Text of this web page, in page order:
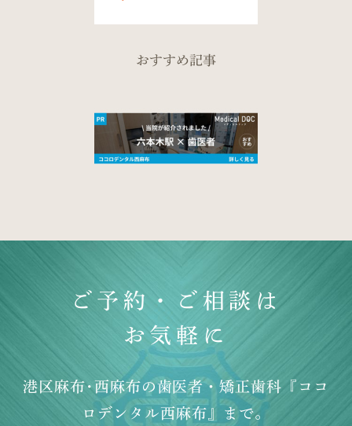
おすすめ記事
ご予約・ご相談は
お気軽に
港区麻布･西麻布の歯医者・矯正歯科『ココ
ロデンタル西麻布』まで。